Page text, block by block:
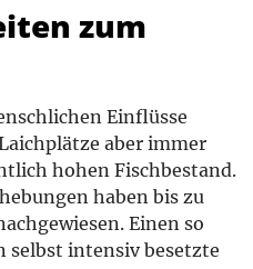
zum
Einflüsse
aber immer
hohen Fischbestand.
haben bis zu
Einen so
selbst intensiv besetzte